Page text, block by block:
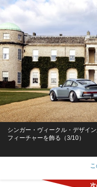
シンガー・ヴィークル・デザイ
フィーチャーを飾る（3/10）